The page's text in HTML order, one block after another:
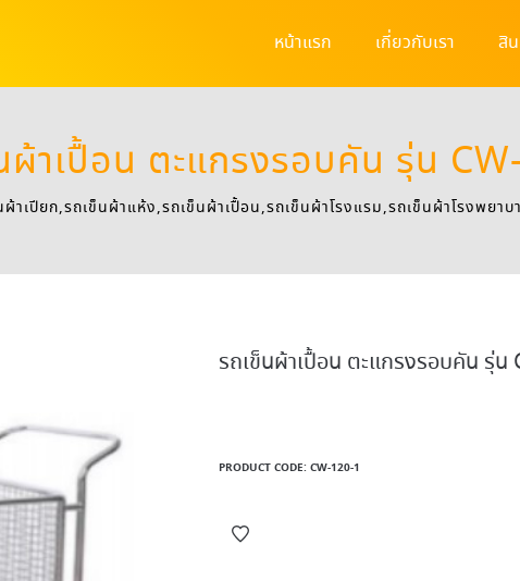
หน้าแรก เกี่ยวกับเรา สิ
ผ้าเปื้อน ตะแกรงรอบคัน รุ่น
าเปียก,รถเข็นผ้าแห้ง,รถเข็นผ้าเปื้อน,รถเข็นผ้าโรงแรม,รถเข็นผ้าโรงพยาบ
รถเข็นผ้าเปื้อน ตะแกรงรอบคัน รุ่น
PRODUCT CODE: CW-120-1